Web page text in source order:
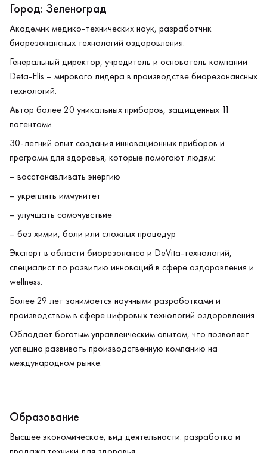
Город: Зеленоград
Академик медико-технических наук, разработчик
биорезонансных технологий оздоровления.
Генеральный директор, учредитель и основатель компании
Deta-Elis – мирового лидера в производстве биорезонансных
технологий.
Автор более 20 уникальных приборов, защищённых 11
патентами.
30-летний опыт создания инновационных приборов и
программ для здоровья, которые помогают людям:
– восстанавливать энергию
– укреплять иммунитет
– улучшать самочувствие
– без химии, боли или сложных процедур
Эксперт в области биорезонанса и DeVita-технологий,
специалист по развитию инноваций в сфере оздоровления и
wellness.
Более 29 лет занимается научными разработками и
производством в сфере цифровых технологий оздоровления.
Обладает богатым управленческим опытом, что позволяет
успешно развивать производственную компанию на
международном рынке.
Образование
Высшее экономическое, вид деятельности: разработка и